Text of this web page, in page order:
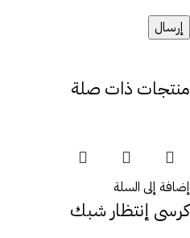
منتجات ذات صلة
إضافة إلى السلة
كرسى إنتظار شبك